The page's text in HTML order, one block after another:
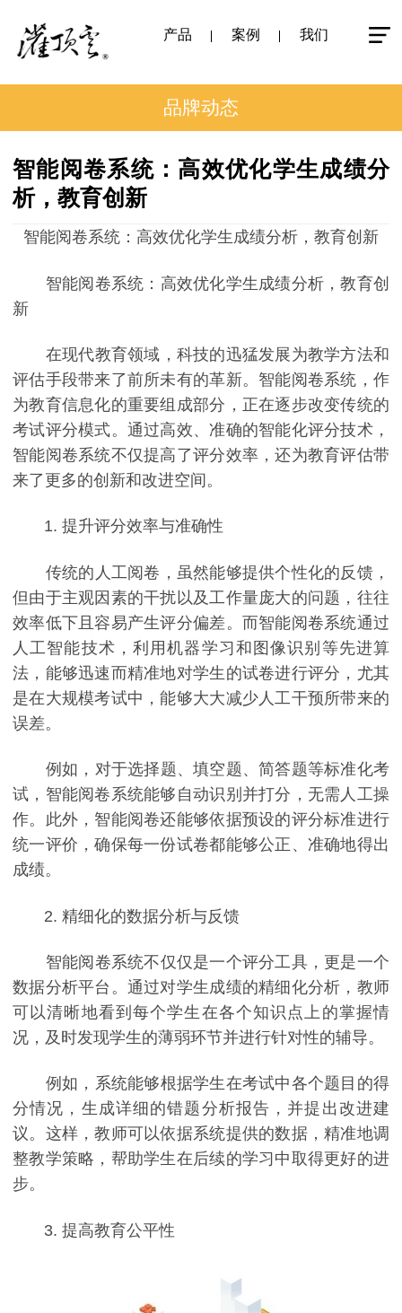
产品 案例 我们
品牌动态
智能阅卷系统：高效优化学生成绩分
析，教育创新
智能阅卷系统：高效优化学生成绩分析，教育创新
智能阅卷系统：高效优化学生成绩分析，教育创
新
在现代教育领域，科技的迅猛发展为教学方法和
评估手段带来了前所未有的革新。智能阅卷系统，作
为教育信息化的重要组成部分，正在逐步改变传统的
考试评分模式。通过高效、准确的智能化评分技术，
智能阅卷系统不仅提高了评分效率，还为教育评估带
来了更多的创新和改进空间。
1. 提升评分效率与准确性
传统的人工阅卷，虽然能够提供个性化的反馈，
但由于主观因素的干扰以及工作量庞大的问题，往往
效率低下且容易产生评分偏差。而智能阅卷系统通过
人工智能技术，利用机器学习和图像识别等先进算
法，能够迅速而精准地对学生的试卷进行评分，尤其
是在大规模考试中，能够大大减少人工干预所带来的
误差。
例如，对于选择题、填空题、简答题等标准化考
试，智能阅卷系统能够自动识别并打分，无需人工操
作。此外，智能阅卷还能够依据预设的评分标准进行
统一评价，确保每一份试卷都能够公正、准确地得出
成绩。
2. 精细化的数据分析与反馈
智能阅卷系统不仅仅是一个评分工具，更是一个
数据分析平台。通过对学生成绩的精细化分析，教师
可以清晰地看到每个学生在各个知识点上的掌握情
况，及时发现学生的薄弱环节并进行针对性的辅导。
例如，系统能够根据学生在考试中各个题目的得
分情况，生成详细的错题分析报告，并提出改进建
议。这样，教师可以依据系统提供的数据，精准地调
整教学策略，帮助学生在后续的学习中取得更好的进
步。
3. 提高教育公平性